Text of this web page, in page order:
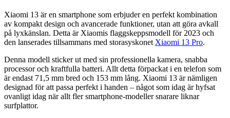
Xiaomi 13 är en smartphone som erbjuder en perfekt kombination
av kompakt design och avancerade funktioner, utan att göra avkall
på lyxkänslan. Detta är Xiaomis flaggskeppsmodell för 2023 och
den lanserades tillsammans med storasyskonet Xiaomi 13 Pro.
Denna modell sticker ut med sin professionella kamera, snabba
processor och kraftfulla batteri. Allt detta förpackat i en telefon som
är endast 71,5 mm bred och 153 mm lång. Xiaomi 13 är nämligen
designad för att passa perfekt i handen – något som idag är hyfsat
ovanligt idag när allt fler smartphone-modeller snarare liknar
surfplattor.